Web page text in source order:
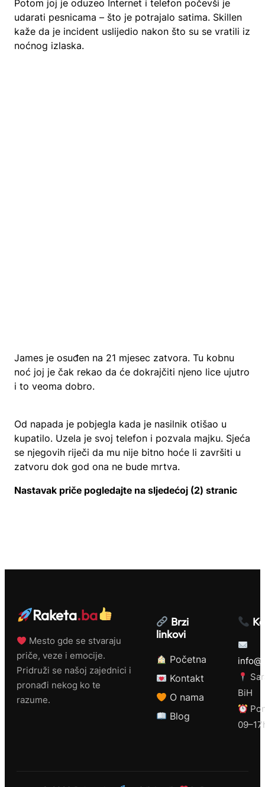
Potom joj je oduzeo Internet i telefon počevši je
udarati pesnicama – što je potrajalo satima. Skillen
kaže da je incident uslijedio nakon što su se vratili iz
noćnog izlaska.
James je osuđen na 21 mjesec zatvora. Tu kobnu
noć joj je čak rekao da će dokrajčiti njeno lice ujutro
i to veoma dobro.
Od napada je pobjegla kada je nasilnik otišao u
kupatilo. Uzela je svoj telefon i pozvala majku. Sjeća
se njegovih riječi da mu nije bitno hoće li završiti u
zatvoru dok god ona ne bude mrtva.
Nastavak priče pogledajte na sljedećoj (2) stranic
Raketa.ba
Mesto gde se stvaraju
priče, veze i emocije.
Pridruži se našoj zajednici i
pronađi nekog ko te
razume.
Brzi
linkovi
Početna
Kontakt
O nama
Blog
BiH